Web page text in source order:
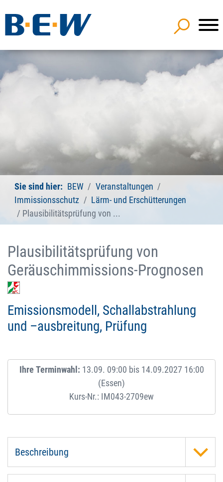
Sie sind hier: BEW
Veranstaltungen
Immissionsschutz
Lärm- und Erschütterungen
Plausibilitätsprüfung von ...
Plausibilitätsprüfung von
Geräuschimmissions-Prognosen
Emissionsmodell, Schallabstrahlung
und –ausbreitung, Prüfung
Ihre Terminwahl: 13.09. 09:00 bis 14.09.2027 16:00
(Essen)
Kurs-Nr.: IM043-2709ew
Beschreibung